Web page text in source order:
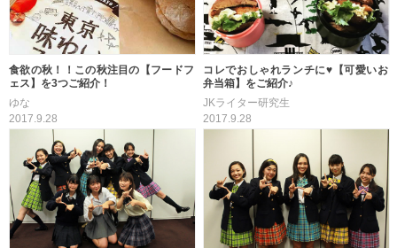
食欲の秋！！この秋注目の【フードフ
ェス】を3つご紹介！
ゆな
2017.9.28
コレでおしゃれランチに♥【可愛いお
弁当箱】をご紹介♪
JKライター研究生
2017.9.28